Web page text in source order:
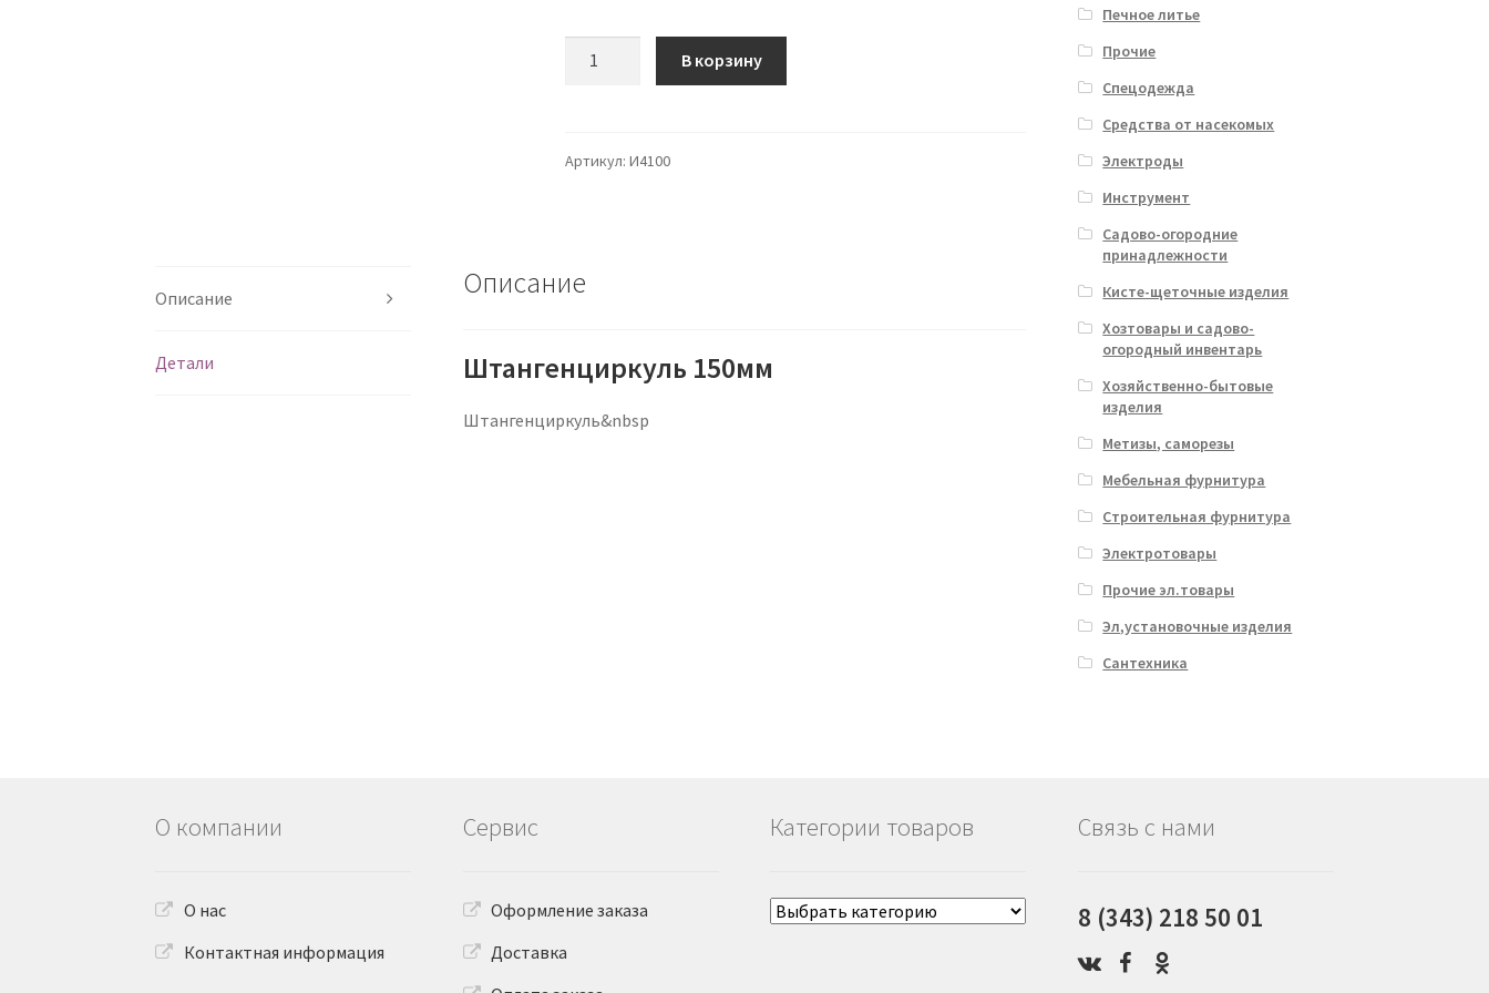
В корзину
Артикул:И4100
Описание
Детали
Описание
Штангенциркуль 150мм
Штангенциркуль&nbsp
Печное литье
Прочие
Спецодежда
Средства от насекомых
Электроды
Инструмент
Садово-огородние
принадлежности
Кисте-щеточные изделия
Хозтовары и садово-
огородный инвентарь
Хозяйственно-бытовые
изделия
Метизы, саморезы
Мебельная фурнитура
Строительная фурнитура
Электротовары
Прочие эл.товары
Эл,установочные изделия
Сантехника
О компании
О нас
Контактная информация
Сервис
Оформление заказа
Доставка
Категории товаров Связь с нами
8 (343) 218 50 01